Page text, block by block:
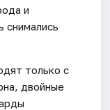
и
снимались
только с
двойные